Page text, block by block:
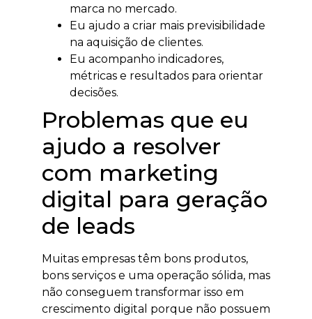
marca no mercado.
Eu ajudo a criar mais previsibilidade
na aquisição de clientes.
Eu acompanho indicadores,
métricas e resultados para orientar
decisões.
Problemas que eu
ajudo a resolver
com marketing
digital para geração
de leads
Muitas empresas têm bons produtos,
bons serviços e uma operação sólida, mas
não conseguem transformar isso em
crescimento digital porque não possuem